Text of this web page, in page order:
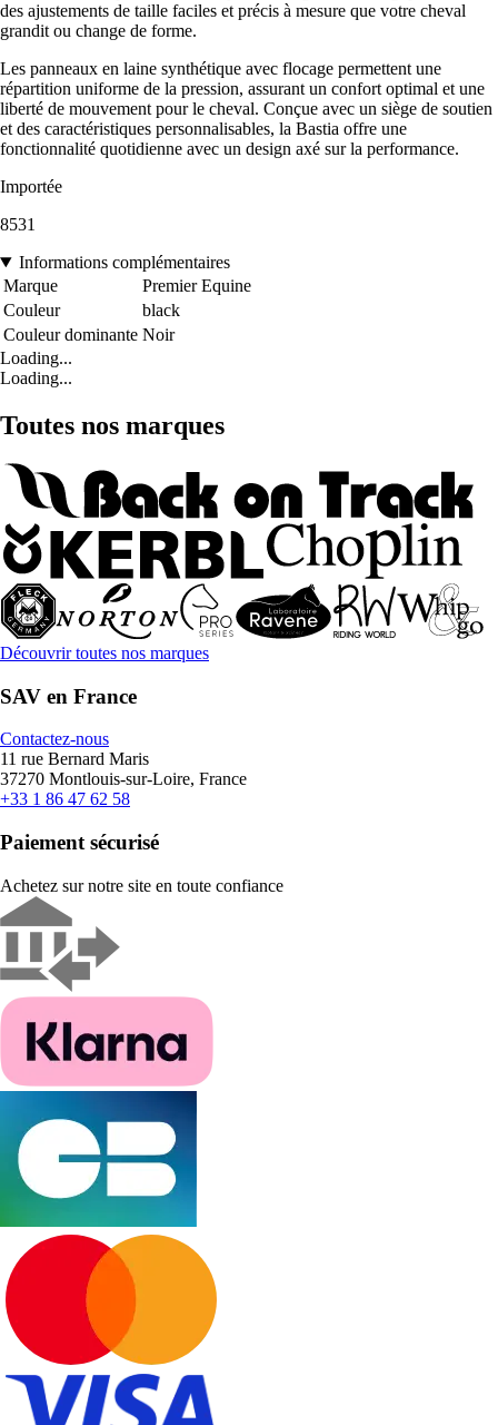
des ajustements de taille faciles et précis à mesure que votre cheval
grandit ou change de forme.
Les panneaux en laine synthétique avec flocage permettent une
répartition uniforme de la pression, assurant un confort optimal et une
liberté de mouvement pour le cheval. Conçue avec un siège de soutien
et des caractéristiques personnalisables, la Bastia offre une
fonctionnalité quotidienne avec un design axé sur la performance.
Importée
8531
Informations complémentaires
Marque
Premier Equine
Couleur
black
Couleur dominante Noir
Loading...
Loading...
Toutes nos marques
Découvrir toutes nos marques
SAV en France
Contactez-nous
11 rue Bernard Maris
37270 Montlouis-sur-Loire, France
+33 1 86 47 62 58
Paiement sécurisé
Achetez sur notre site en toute confiance